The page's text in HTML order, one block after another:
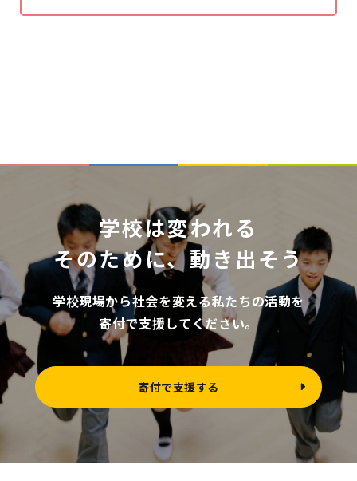
学校は変われる
そのために、動き出そう
学校現場から社会を変える私たちの活動を
寄付で支援してください。
寄付で支援する